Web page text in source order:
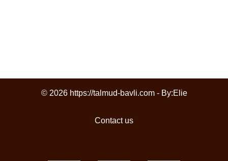
© 2026 https://talmud-bavli.com - By:Elie
Contact us